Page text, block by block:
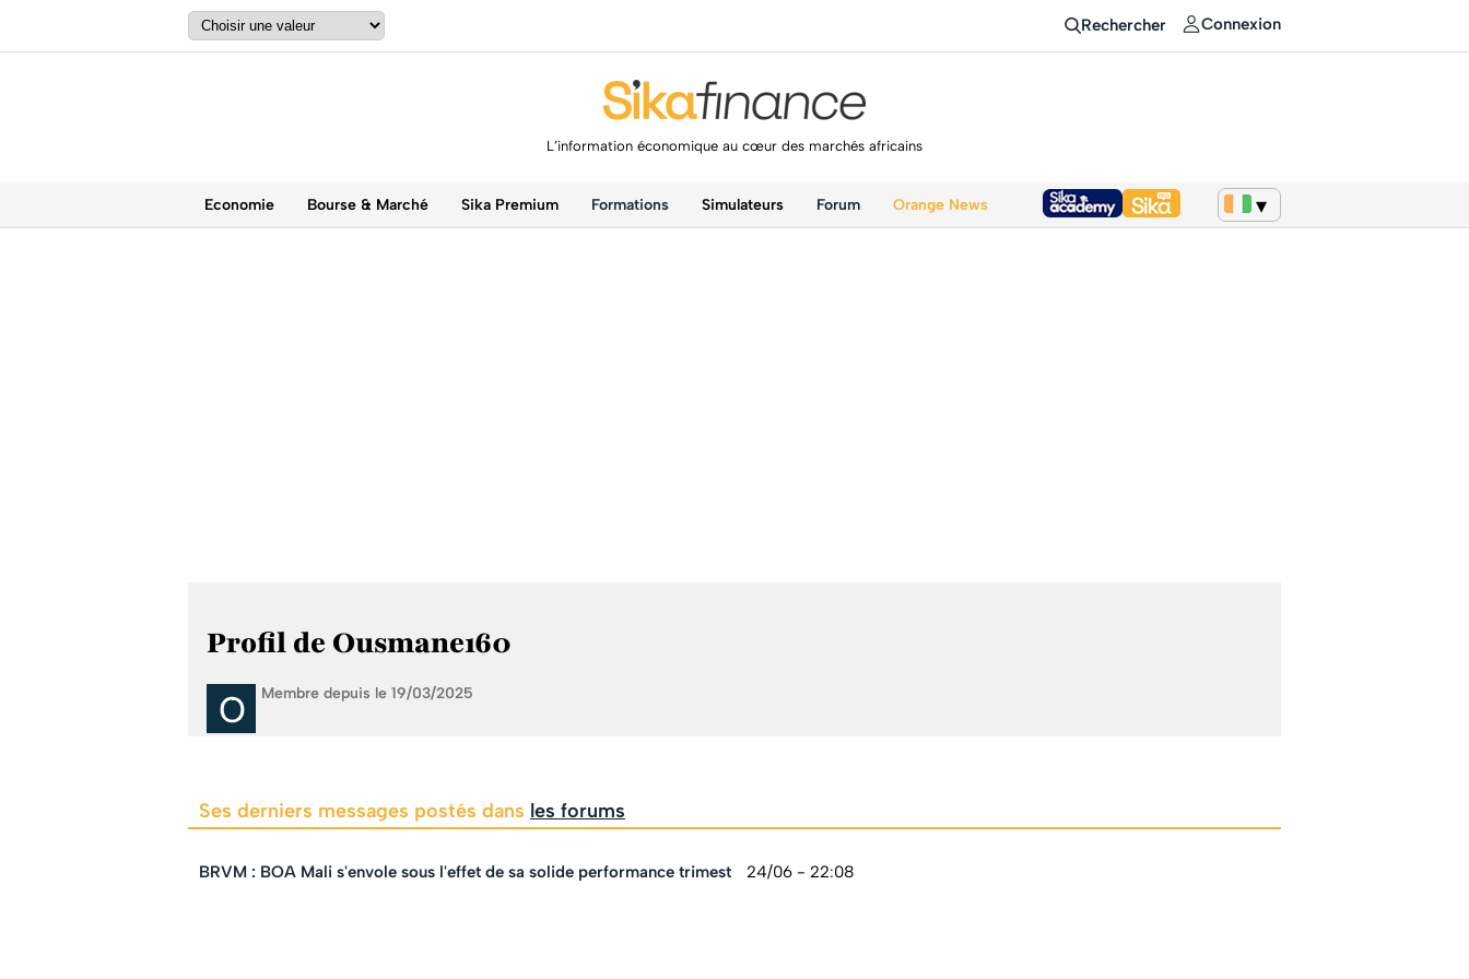
Rechercher Connexion
L’information économique au cœur des marchés africains
Economie Bourse & Marché Sika Premium Formations Simulateurs Forum Orange News
Profil de Ousmane160
Membre depuis le 19/03/2025
Ses derniers messages postés dans les forums
BRVM : BOA Mali s'envole sous l'effet de sa solide performance trimest 24/06 - 22:08